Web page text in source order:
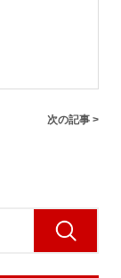
次の記事 >